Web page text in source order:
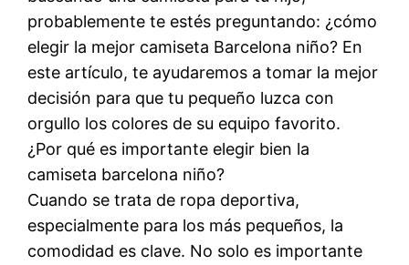
probablemente te estés preguntando: ¿cómo
elegir la mejor camiseta Barcelona niño? En
este artículo, te ayudaremos a tomar la mejor
decisión para que tu pequeño luzca con
orgullo los colores de su equipo favorito.
¿Por qué es importante elegir bien la
camiseta barcelona niño?
Cuando se trata de ropa deportiva,
especialmente para los más pequeños, la
comodidad es clave. No solo es importante